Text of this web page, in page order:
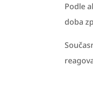
Podle
doba